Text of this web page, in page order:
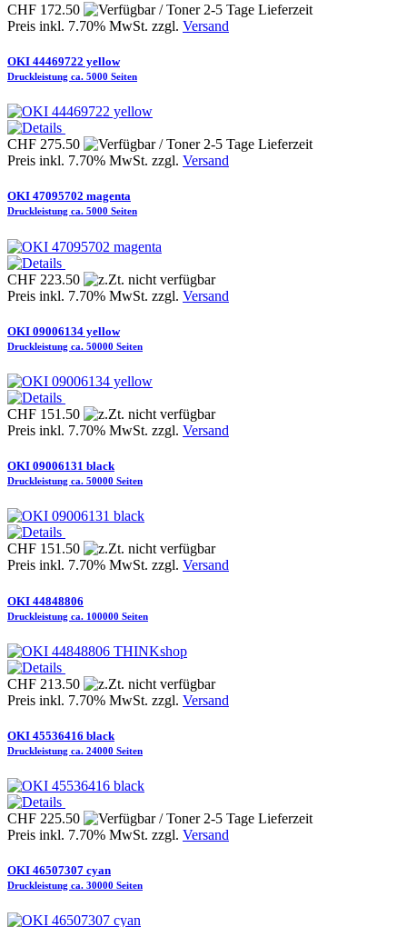
CHF 172.50
Preis inkl. 7.70% MwSt. zzgl. Versand
OKI 44469722 yellow
Druckleistung ca. 5000 Seiten
CHF 275.50
Preis inkl. 7.70% MwSt. zzgl. Versand
OKI 47095702 magenta
Druckleistung ca. 5000 Seiten
CHF 223.50
Preis inkl. 7.70% MwSt. zzgl. Versand
OKI 09006134 yellow
Druckleistung ca. 50000 Seiten
CHF 151.50
Preis inkl. 7.70% MwSt. zzgl. Versand
OKI 09006131 black
Druckleistung ca. 50000 Seiten
CHF 151.50
Preis inkl. 7.70% MwSt. zzgl. Versand
OKI 44848806
Druckleistung ca. 100000 Seiten
THINKshop
CHF 213.50
Preis inkl. 7.70% MwSt. zzgl. Versand
OKI 45536416 black
Druckleistung ca. 24000 Seiten
CHF 225.50
Preis inkl. 7.70% MwSt. zzgl. Versand
OKI 46507307 cyan
Druckleistung ca. 30000 Seiten